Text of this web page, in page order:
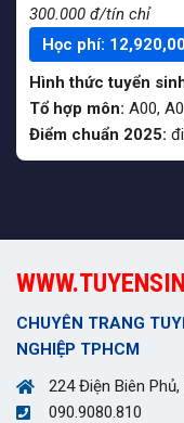
300.000 đ/tín chỉ
Học phí:
Hình thức tuyển
Tổ hợp môn: A00,
Điểm chuẩn 2025:
CHUYÊN TRANG
NGHIỆP TPHCM
224 Điện Biên
090.9080.810